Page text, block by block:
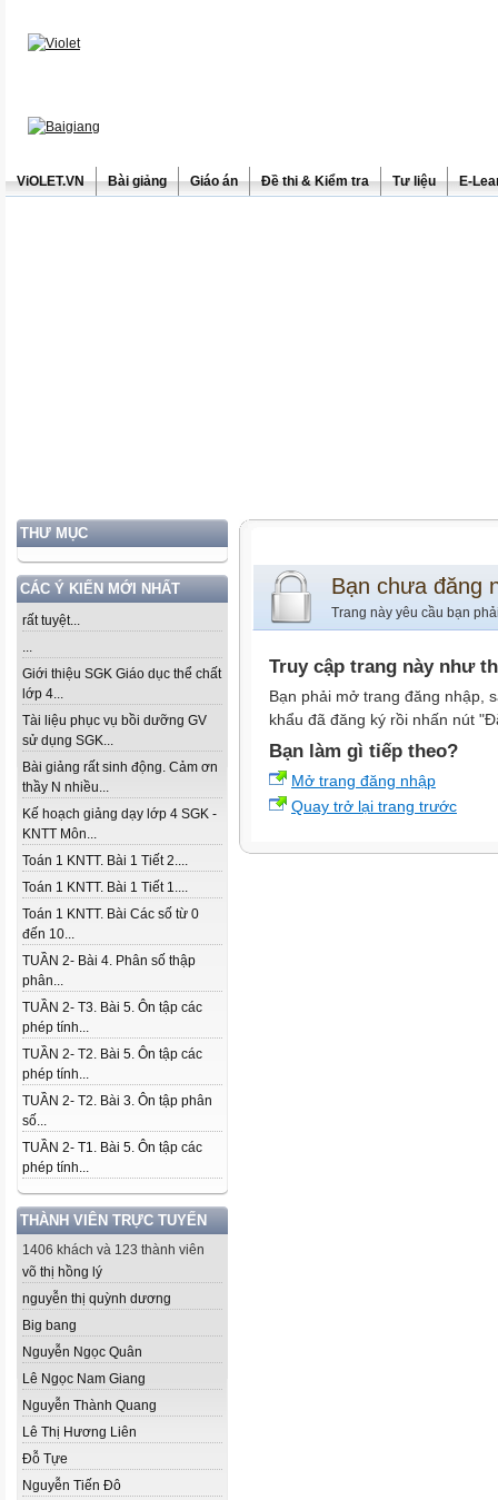
ViOLET.VN Bài giảng Giáo án Đề thi & Kiểm tra Tư liệu E-
THƯ MỤC
CÁC Ý KIẾN MỚI NHẤT
rất tuyệt...
...
Giới thiệu SGK Giáo dục thể chất
lớp 4...
Tài liệu phục vụ bồi dưỡng GV
sử dụng SGK...
Bài giảng rất sinh động. Cảm ơn
thầy N nhiều...
Kế hoạch giảng dạy lớp 4 SGK -
KNTT Môn...
Toán 1 KNTT. Bài 1 Tiết 2....
Toán 1 KNTT. Bài 1 Tiết 1....
Toán 1 KNTT. Bài Các số từ 0
đến 10...
TUẦN 2- Bài 4. Phân số thập
phân...
TUẦN 2- T3. Bài 5. Ôn tập các
phép tính...
TUẦN 2- T2. Bài 5. Ôn tập các
phép tính...
TUẦN 2- T2. Bài 3. Ôn tập phân
số...
TUẦN 2- T1. Bài 5. Ôn tập các
phép tính...
THÀNH VIÊN TRỰC TUYẾN
1406 khách và 123 thành viên
võ thị hồng lý
nguyễn thị quỳnh dương
Big bang
Nguyễn Ngọc Quân
Lê Ngọc Nam Giang
Nguyễn Thành Quang
Lê Thị Hương Liên
Đỗ Tựe
Nguyễn Tiến Đô
Bạn chưa đăng
Trang này yêu cầu bạn
Truy cập trang này như
Bạn phải mở trang đăng nhập,
khẩu đã đăng ký rồi nhấn nút
Bạn làm gì tiếp theo?
Mở trang đăng nhập
Quay trở lại trang trước